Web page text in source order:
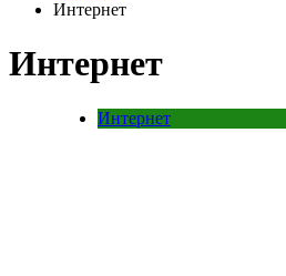
Интернет
Интернет
Интернет